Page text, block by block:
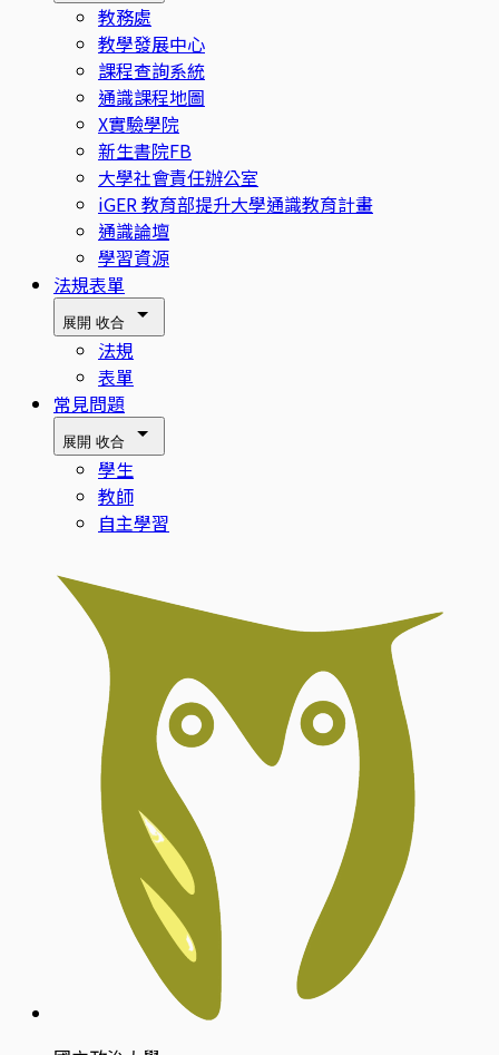
教務處
教學發展中心
課程查詢系統
通識課程地圖
X實驗學院
新生書院FB
大學社會責任辦公室
iGER 教育部提升大學通識教育計畫
通識論壇
學習資源
法規表單
展開 收合
法規
表單
常見問題
展開 收合
學生
教師
自主學習